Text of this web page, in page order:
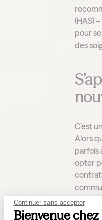
Continuer sans accepter
Bienvenue
(HAS)
pour
des
C’est
Alors
parfois
opter